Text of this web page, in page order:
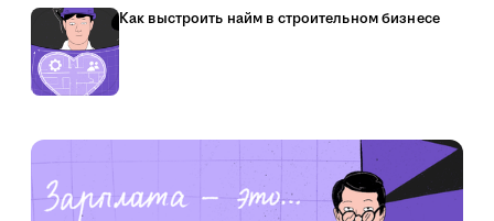
Как выстроить найм в строительном бизнесе